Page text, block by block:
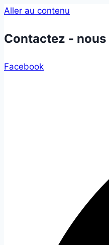
Aller au contenu
Contactez - nous
Facebook